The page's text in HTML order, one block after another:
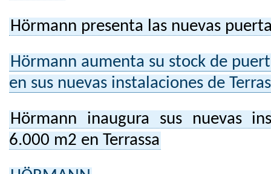
Hörmann presenta las nuevas
Hörmann aumenta su stock de
en sus nuevas instalaciones de
Hörmann inaugura sus nuevas
6.000 m2 en Terrassa